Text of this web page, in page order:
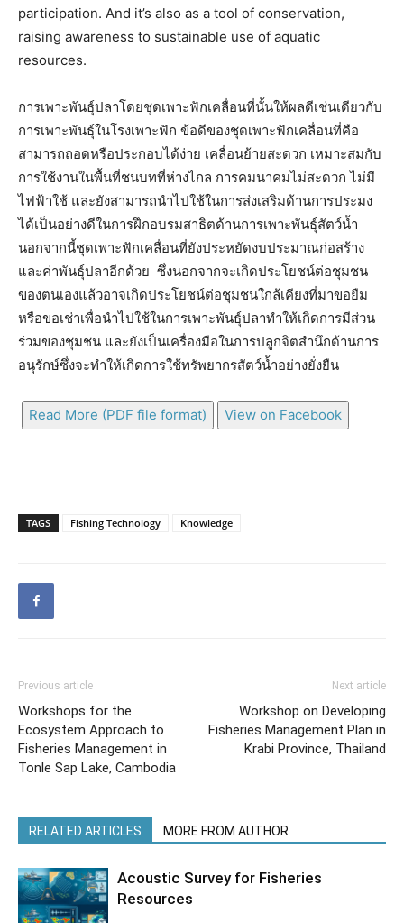
participation. And it’s also as a tool of conservation,
raising awareness to sustainable use of aquatic
resources.
การเพาะพันธุ์ปลาโดยชุดเพาะฟักเคลื่อนที่นั้นให้ผลดีเช่นเดียวกับ
การเพาะพันธุ์ในโรงเพาะฟัก ข้อดีของชุดเพาะฟักเคลื่อนที่คือ
สามารถถอดหรือประกอบได้ง่าย เคลื่อนย้ายสะดวก เหมาะสมกับ
การใช้งานในพื้นที่ชนบทที่ห่างไกล การคมนาคมไม่สะดวก ไม่มี
ไฟฟ้าใช้ และยังสามารถนำไปใช้ในการส่งเสริมด้านการประมง
ได้เป็นอย่างดีในการฝึกอบรมสาธิตด้านการเพาะพันธุ์สัตว์น้ำ
นอกจากนี้ชุดเพาะฟักเคลื่อนที่ยังประหยัดงบประมาณก่อสร้าง
และค่าพันธุ์ปลาอีกด้วย ซึ่งนอกจากจะเกิดประโยชน์ต่อชุมชน
ของตนเองแล้วอาจเกิดประโยชน์ต่อชุมชนใกล้เคียงที่มาขอยืม
หรือขอเช่าเพื่อนำไปใช้ในการเพาะพันธุ์ปลาทำให้เกิดการมีส่วน
ร่วมของชุมชน และยังเป็นเครื่องมือในการปลูกจิตสำนึกด้านการ
อนุรักษ์ซึ่งจะทำให้เกิดการใช้ทรัพยากรสัตว์น้ำอย่างยั่งยืน
Read More (PDF file format) View on Facebook
TAGS Fishing Technology Knowledge
Previous article
Workshops for the
Ecosystem Approach to
Fisheries Management in
Tonle Sap Lake, Cambodia
Next article
Workshop on Developing
Fisheries Management Plan in
Krabi Province, Thailand
RELATED ARTICLES MORE FROM AUTHOR
Acoustic Survey for Fisheries
Resources